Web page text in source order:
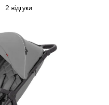
2 відгуки